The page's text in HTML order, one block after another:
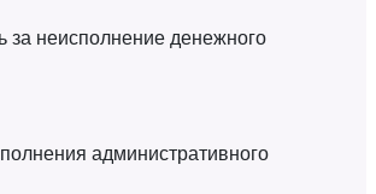
за неисполнение денежного
административного